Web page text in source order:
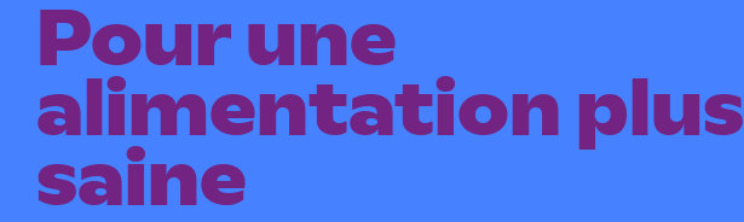
Pour une
alimentation plus
saine